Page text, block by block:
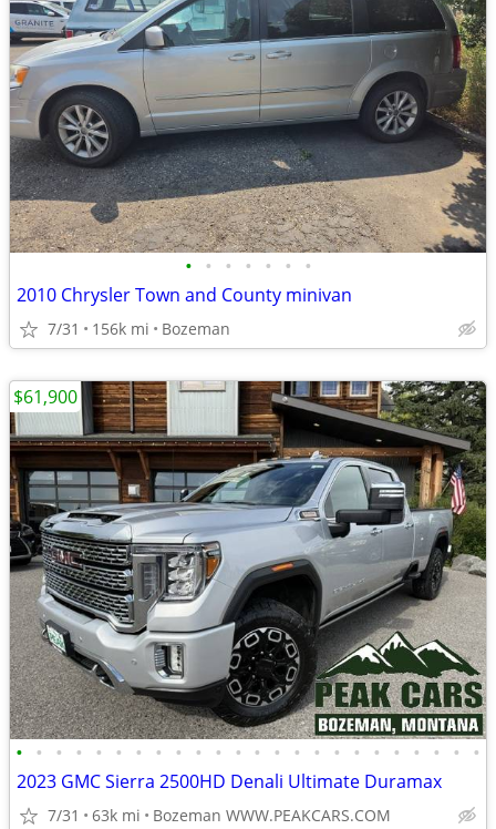
• • • • • • •
2010 Chrysler Town and County minivan
7/31 156k mi Bozeman
• • • • • • • • • • • • • • • • • • • • • • • •
2023 GMC Sierra 2500HD Denali Ultimate Duramax
7/31 63k mi Bozeman WWW.PEAKCARS.COM
$61,900